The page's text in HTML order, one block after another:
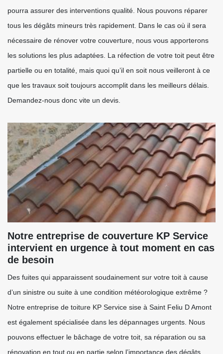
pourra assurer des interventions qualité. Nous pouvons réparer
tous les dégâts mineurs très rapidement. Dans le cas où il sera
nécessaire de rénover votre couverture, nous vous apporterons
les solutions les plus adaptées. La réfection de votre toit peut être
partielle ou en totalité, mais quoi qu’il en soit nous veilleront à ce
que les travaux soit toujours accomplit dans les meilleurs délais.
Demandez-nous donc vite un devis.
Notre entreprise de couverture KP Service
intervient en urgence à tout moment en cas
de besoin
Des fuites qui apparaissent soudainement sur votre toit à cause
d’un sinistre ou suite à une condition météorologique extrême ?
Notre entreprise de toiture KP Service sise à Saint Feliu D Amont
est également spécialisée dans les dépannages urgents. Nous
pouvons effectuer le bâchage de votre toit, sa réparation ou sa
rénovation en tout ou en partie selon l’importance des dégâts.